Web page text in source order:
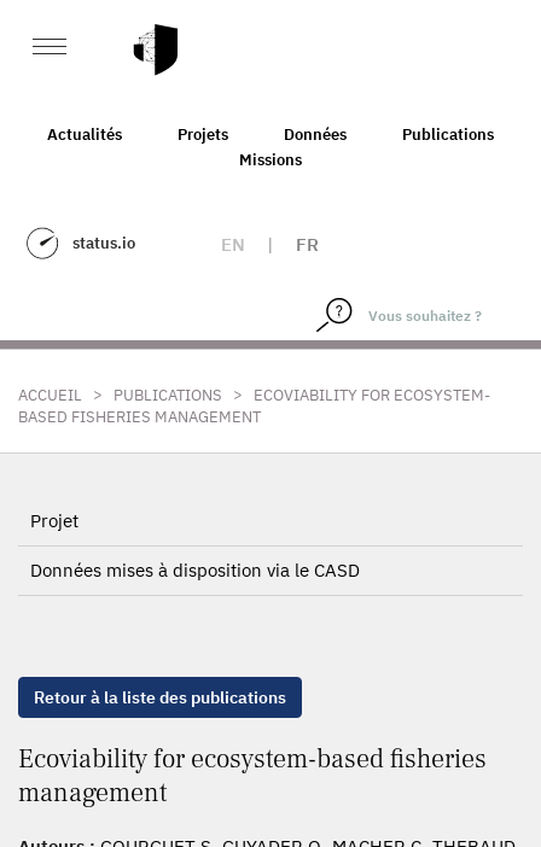
Actualités Projets Données
Publications
Missions
status.io EN | FR
ACCUEIL > PUBLICATIONS >
ECOVIABILITY FOR ECOSYSTEM-
BASED FISHERIES MANAGEMENT
Projet
Données mises à disposition via le CASD
Retour à la liste des publications
Ecoviability for ecosystem-based fisheries
management